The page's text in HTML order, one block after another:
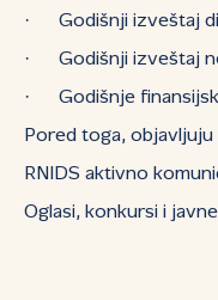
· Godišnji izveštaj
· Godišnji izveštaj
· Godišnje
Pored toga,
RNIDS aktivno
Oglasi, konkursi i